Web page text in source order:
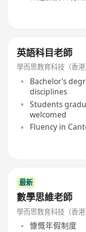
英語科目老師
學而思教育科技（香
Bachelor's
disciplines
Students
welcomed
Fluency in
最新
數學思維老師
學而思教育科技（香
慷慨年假制度